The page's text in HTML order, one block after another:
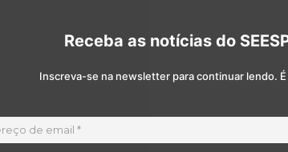
Receba as notícias do
Inscreva-se na newsletter para continuar lendo.